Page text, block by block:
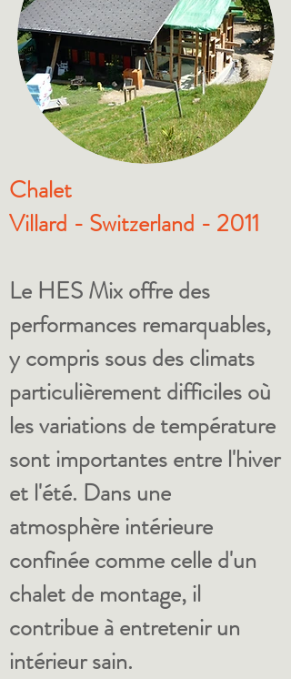
Chalet
Villard - Switzerland - 2011
Le HES Mix offre des
performances remarquables,
y compris sous des climats
particulièrement difficiles où
les variations de température
sont importantes entre l'hiver
et l'été. Dans une
atmosphère intérieure
confinée comme celle d'un
chalet de montage, il
contribue à entretenir un
intérieur sain.